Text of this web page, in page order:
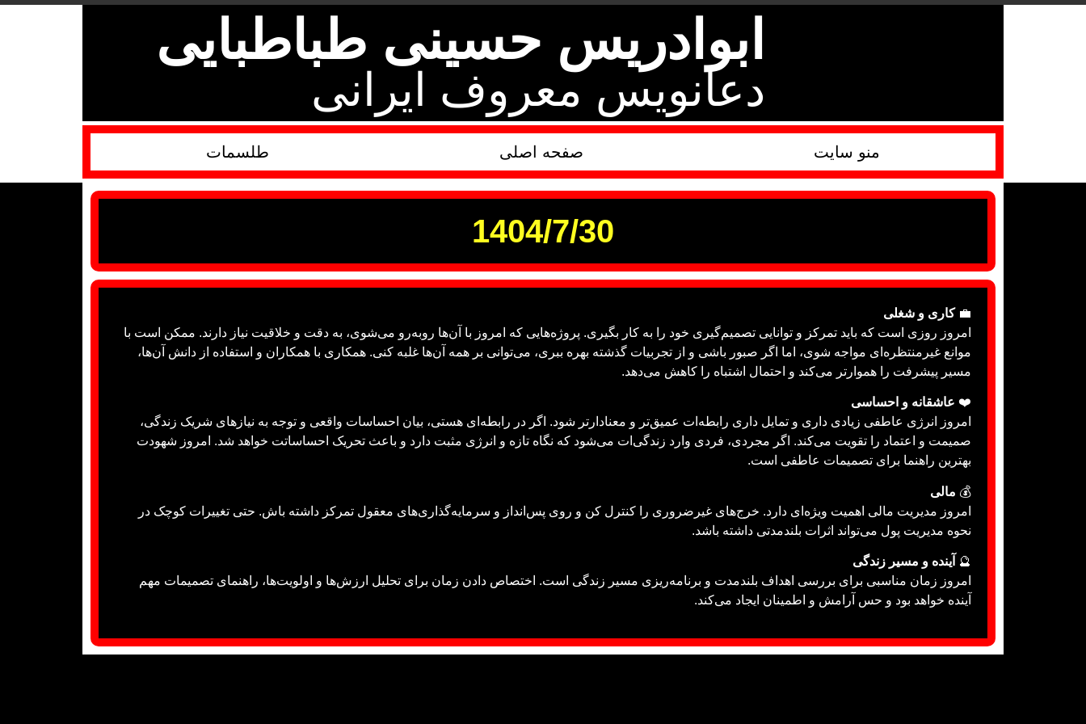
ابوادریس حسینی طباطبایی
دعانویس معروف ایرانی
منو سایت صفحه اصلی طلسمات
1404/7/30
💼کاری و شغلی
امروز روزی است که باید تمرکز و توانایی تصمیم‌گیری خود را به کار بگیری. پروژه‌هایی که امروز با آن‌ها روبه‌رو می‌شوی، به دقت و خلاقیت نیاز دارند. ممکن است با
موانع غیرمنتظره‌ای مواجه شوی، اما اگر صبور باشی و از تجربیات گذشته بهره ببری، می‌توانی بر همه آن‌ها غلبه کنی. همکاری با همکاران و استفاده از دانش آن‌ها،
مسیر پیشرفت را هموارتر می‌کند و احتمال اشتباه را کاهش می‌دهد.
❤️ عاشقانه و احساسی
امروز انرژی عاطفی زیادی داری و تمایل داری رابطه‌ات عمیق‌تر و معنادارتر شود. اگر در رابطه‌ای هستی، بیان احساسات واقعی و توجه به نیازهای شریک زندگی،
صمیمت و اعتماد را تقویت می‌کند. اگر مجردی، فردی وارد زندگی‌ات می‌شود که نگاه تازه و انرژی مثبت دارد و باعث تحریک احساساتت خواهد شد. امروز شهودت
بهترین راهنما برای تصمیمات عاطفی است.
💰 مالی
امروز مدیریت مالی اهمیت ویژه‌ای دارد. خرج‌های غیرضروری را کنترل کن و روی پس‌انداز و سرمایه‌گذاری‌های معقول تمرکز داشته باش. حتی تغییرات کوچک در
نحوه مدیریت پول می‌تواند اثرات بلندمدتی داشته باشد.
🔮 آینده و مسیر زندگی
امروز زمان مناسبی برای بررسی اهداف بلندمدت و برنامه‌ریزی مسیر زندگی است. اختصاص دادن زمان برای تحلیل ارزش‌ها و اولویت‌ها، راهنمای تصمیمات مهم
آینده خواهد بود و حس آرامش و اطمینان ایجاد می‌کند.